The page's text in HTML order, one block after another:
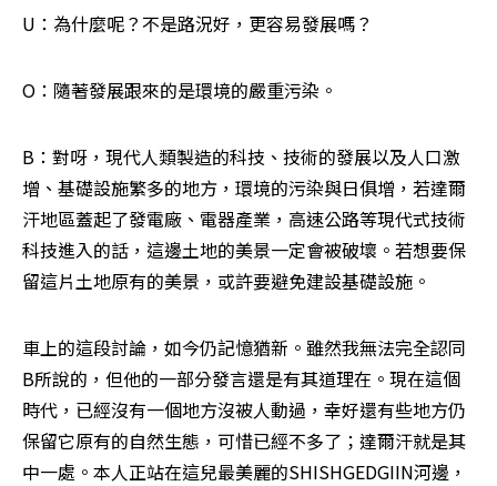
U：為什麼呢？不是路況好，更容易發展嗎？
O：隨著發展跟來的是環境的嚴重污染。
B：對呀，現代人類製造的科技、技術的發展以及人口激
增、基礎設施繁多的地方，環境的污染與日俱增，若達爾
汗地區蓋起了發電廠、電器產業，高速公路等現代式技術
科技進入的話，這邊土地的美景一定會被破壞。若想要保
留這片土地原有的美景，或許要避免建設基礎設施。
車上的這段討論，如今仍記憶猶新。雖然我無法完全認同
B所說的，但他的一部分發言還是有其道理在。現在這個
時代，已經沒有一個地方沒被人動過，幸好還有些地方仍
保留它原有的自然生態，可惜已經不多了；達爾汗就是其
中一處。本人正站在這兒最美麗的SHISHGEDGIIN河邊，